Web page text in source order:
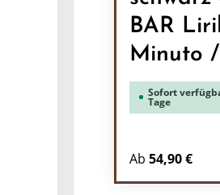
BAR
Minuto
Sofort
Tage
Ab 54,90 €